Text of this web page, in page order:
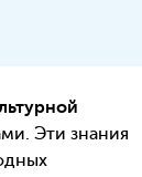
Эти знания